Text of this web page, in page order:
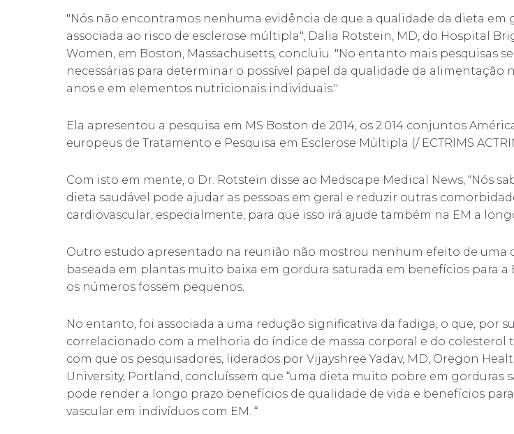
"Nós não encontramos nenhuma evidência de que a qualidade da dieta em
associada ao risco de esclerose múltipla", Dalia Rotstein, MD, do Hospital
Women, em Boston, Massachusetts, concluiu. "No entanto mais pesquisas
necessárias para determinar o possível papel da qualidade da alimentação
anos e em elementos nutricionais individuais."
Ela apresentou a pesquisa em MS Boston de 2014, os 2.014 conjuntos
europeus de Tratamento e Pesquisa em Esclerose Múltipla (/ ECTRIMS
Com isto em mente, o Dr. Rotstein disse ao Medscape Medical News, “Nós
dieta saudável pode ajudar as pessoas em geral e reduzir outras
cardiovascular, especialmente, para que isso irá ajude também na EM a
Outro estudo apresentado na reunião não mostrou nenhum efeito de uma
baseada em plantas muito baixa em gordura saturada em benefícios para a
os números fossem pequenos.
No entanto, foi associada a uma redução significativa da fadiga, o que, por
correlacionado com a melhoria do índice de massa corporal e do colesterol
com que os pesquisadores, liderados por Vijayshree Yadav, MD, Oregon
University, Portland, concluíssem que “uma dieta muito pobre em gorduras
pode render a longo prazo benefícios de qualidade de vida e benefícios para
vascular em indivíduos com EM. “